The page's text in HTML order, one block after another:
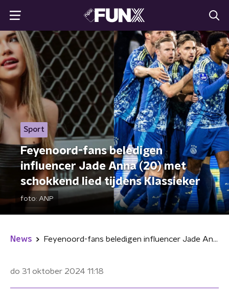
Sport
Feyenoord-fans beledigen
influencer Jade Anna (20) met
schokkend lied tijdens Klassieker
foto: ANP
News Feyenoord-fans beledigen influencer Jade Anna (20) met schokkend lied tijdens Klassieker
do 31 oktober 2024 11:18